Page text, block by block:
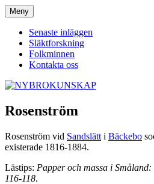
Hoppa
till
innehåll
NYBROKUNSKAP
Meny
Senaste inläggen
Släktforskning
Folkminnen
Kontakta oss
Rosenström
Rosenström vid Sandslätt i Bäckebo
existerade 1816-1884.
Lästips: Papper och massa i
116-118.